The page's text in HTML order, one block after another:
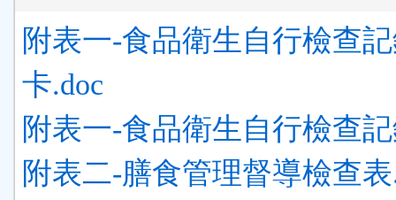
附表一-食品衛生自行檢查
卡.doc
附表一-食品衛生自行檢查
附表二-膳食管理督導檢查表